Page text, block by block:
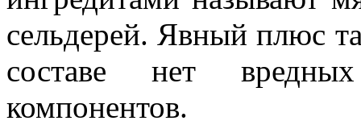
сельдерей. Явный плюс
составе нет
компонентов.